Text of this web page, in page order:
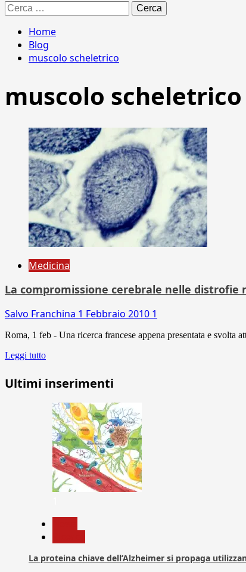
Ricerca
per:
Home
Blog
muscolo scheletrico
muscolo scheletrico
Medicina
La compromissione cerebrale nelle
Salvo Franchina 1 Febbraio 2010 1
Roma, 1 feb - Una ricerca francese appena presentata e
Leggi tutto
Ultimi inserimenti
La proteina chiave dell’Alzheimer si propaga